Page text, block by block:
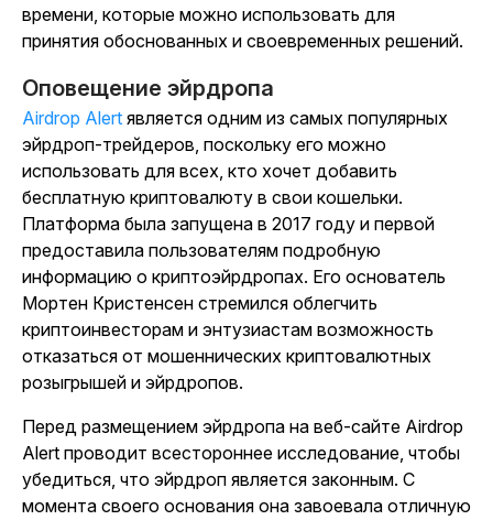
времени, которые можно использовать для
принятия обоснованных и своевременных решений.
Оповещение эйрдропа
Airdrop Alert является одним из самых популярных
эйрдроп-трейдеров, поскольку его можно
использовать для всех, кто хочет добавить
бесплатную криптовалюту в свои кошельки.
Платформа была запущена в 2017 году и первой
предоставила пользователям подробную
информацию о криптоэйрдропах. Его основатель
Мортен Кристенсен стремился облегчить
криптоинвесторам и энтузиастам возможность
отказаться от мошеннических криптовалютных
розыгрышей и эйрдропов.
Перед размещением эйрдропа на веб-сайте Airdrop
Alert проводит всестороннее исследование, чтобы
убедиться, что эйрдроп является законным. С
момента своего основания она завоевала отличную